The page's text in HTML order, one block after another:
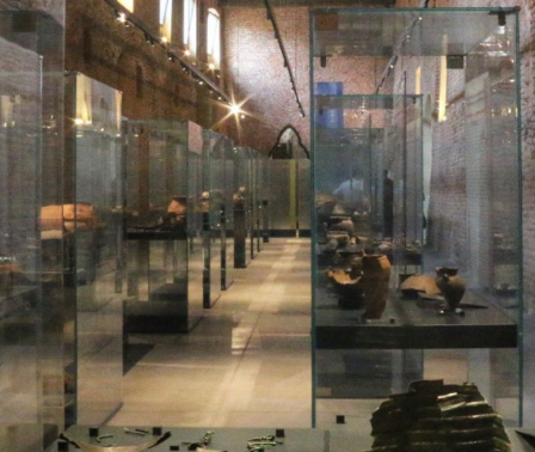
Il virtual tour permetterà di muoversi all’interno di
alcune delle sale del museo, rivedere i reperti e
approfondire alcuni argomenti!
Navigabile da qualsiasi dispositivo ai LINK:
SALA II:https://my.matterport.com/show/?
m=eFJUHvNMQEw
SALA V:https://my.matterport.com/show/?
m=vrWouiHoHoP